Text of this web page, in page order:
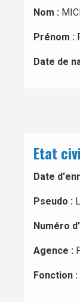
Nom :
Prénom :
Date de
Etat
Date
Pseudo :
Numéro
Agence :
Fonction :